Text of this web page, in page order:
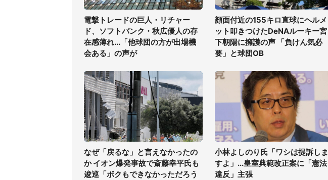
電撃トレードの巨人・リチャー
ド、ソフトバンク・秋広優人の存
在感薄れ...「他球団の方が出場機
会ある」の声が
顔面付近の155キロ直球にヘルメ
ット叩きつけたDeNAルーキー宮
下朝陽に擁護の声 「負けん気必
要」と球団OB
なぜ「戻るな」と言えなかったの
か イオン爆発事故で斎藤幸平氏も
逡巡「ボクもできなかっただろう
小林よしのり氏「ワシは提訴しま
すよ」...皇室典範改正案に「憲法
違反」主張